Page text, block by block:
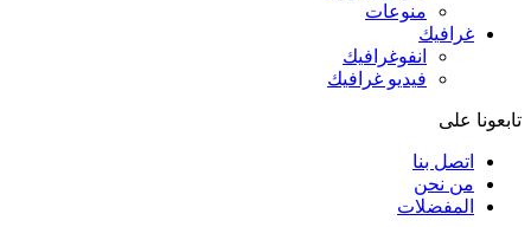
منوعات
غرافيك
انفوغرافيك
فيديو غرافيك
تابعونا على
اتصل بنا
من نحن
المفضلات